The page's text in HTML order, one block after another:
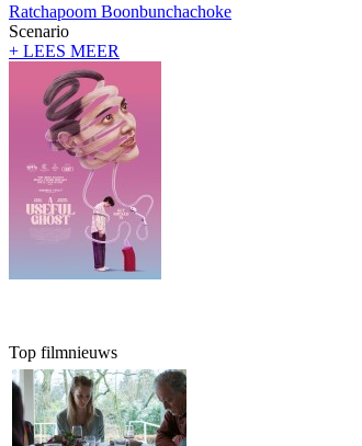
Ratchapoom Boonbunchachoke
Scenario
+ LEES MEER
Top filmnieuws